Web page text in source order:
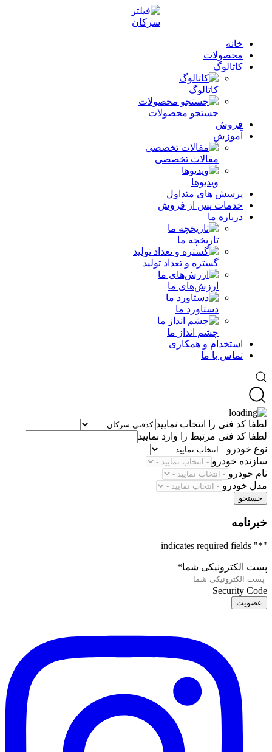
خانه
محصولات
کاتالوگ
کاتالوگ
جستجو محصولات
فروش
آموزش
مقالات تخصصی
ویدیوها
پرسش های متداول
خدمات پس از فروش
درباره ما
تاریخچه ما
گستره و تعداد تولید
ارزش‌های ما
دستاورد ما
چشم انداز ما
استخدام و همکاری
تماس با ما
لطفا کد فنی را انتخاب نمایید
لطفا کد فنی مرتبط را وارد نمایید
نوع خودرو
سازنده خودرو
نام خودرو
مدل خودرو
جستجو
خبرنامه
"
*
" indicates required fields
پست الکترونیکی شما*
Security Code